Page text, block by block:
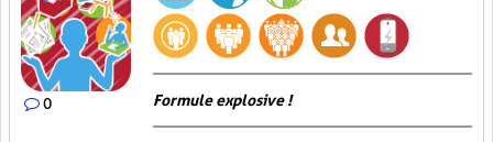
0 Formule explosive !